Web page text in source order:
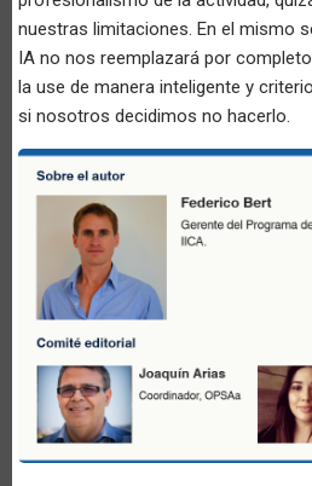
nuestras limitaciones. En el mismo
IA no nos reemplazará por
la use de manera inteligente y
si nosotros decidimos no hacerlo.